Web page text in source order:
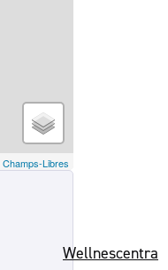
Champs-Libres
Wellnescentra